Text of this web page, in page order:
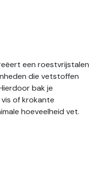
een roestvrijstalen
die vetstoffen
bak je
of krokante
hoeveelheid vet.